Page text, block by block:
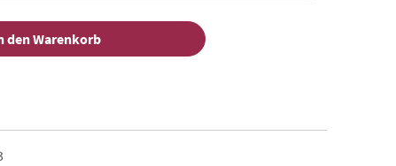
den Warenkorb